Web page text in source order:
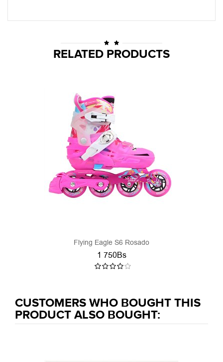
RELATED PRODUCTS
Flying Eagle S6 Rosado
1 750Bs
CUSTOMERS WHO BOUGHT THIS
PRODUCT ALSO BOUGHT: